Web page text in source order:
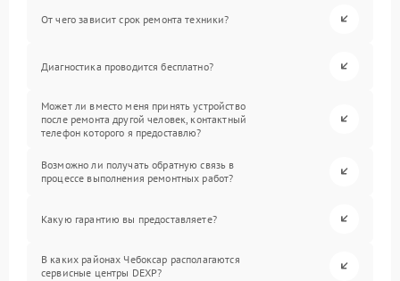
От чего зависит срок ремонта техники?
Диагностика проводится бесплатно?
Может ли вместо меня принять устройство
после ремонта другой человек, контактный
телефон которого я предоставлю?
Возможно ли получать обратную связь в
процессе выполнения ремонтных работ?
Какую гарантию вы предоставляете?
В каких районах Чебоксар располагаются
сервисные центры DEXP?